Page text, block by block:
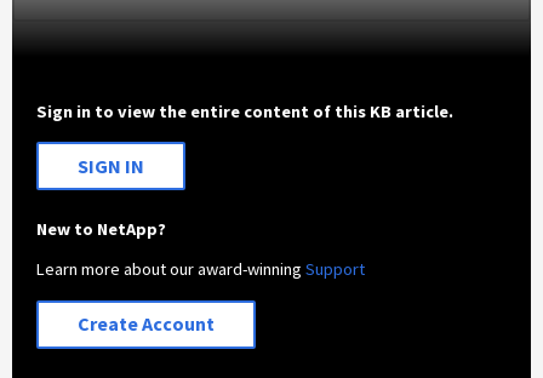
Sign in to view the entire content of this KB article.
SIGN IN
New to NetApp?
Learn more about our award-winningSupport
Create Account